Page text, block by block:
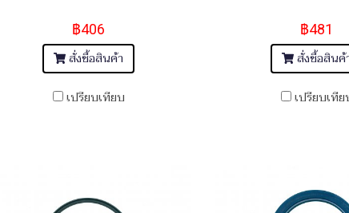
฿406
สั่งซื้อสินค้า
เปรียบเทียบ
฿481
สั่งซื้อสินค้
เปรียบเทีย